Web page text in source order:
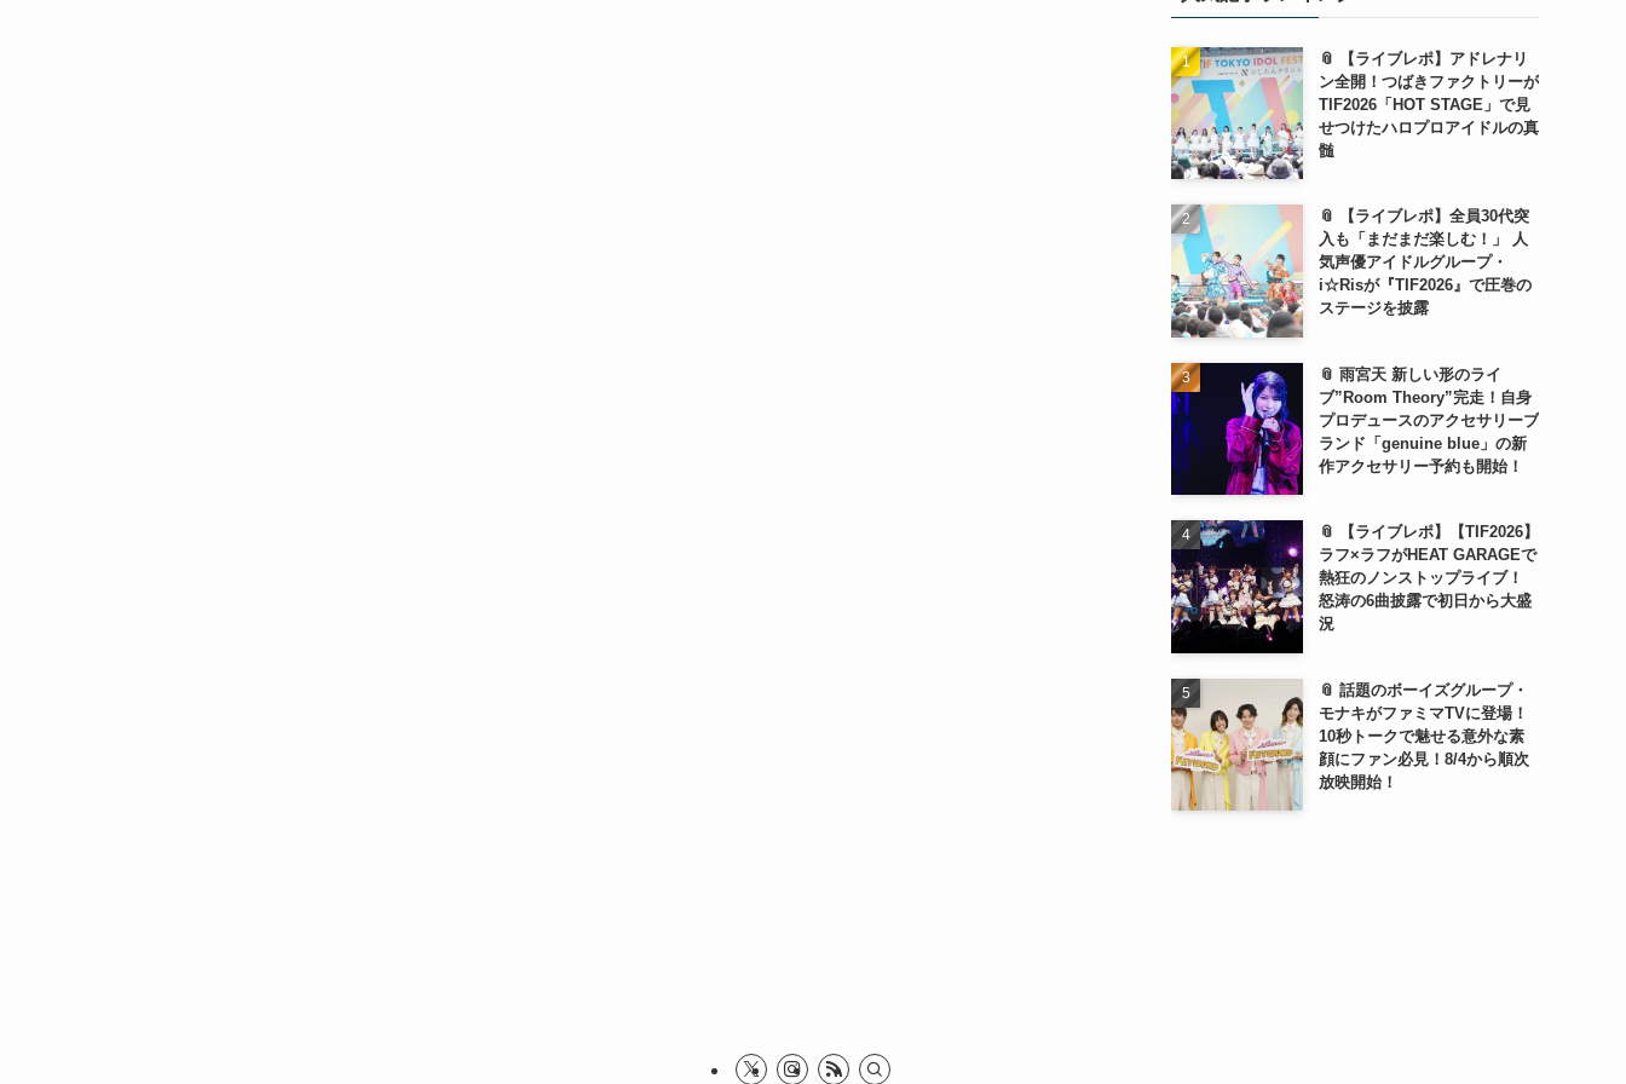
📎 【ライブレポ】アドレナリ
ン全開！つばきファクトリーが
TIF2026「HOT STAGE」で見
せつけたハロプロアイドルの真
髄
📎 【ライブレポ】全員30代突
入も「まだまだ楽しむ！」 人
気声優アイドルグループ・
i☆Risが『TIF2026』で圧巻の
ステージを披露
📎 雨宮天 新しい形のライ
ブ”Room Theory”完走！自身
プロデュースのアクセサリーブ
ランド「genuine blue」の新
作アクセサリー予約も開始！
📎 【ライブレポ】【TIF2026】
ラフ×ラフがHEAT GARAGEで
熱狂のノンストップライブ！
怒涛の6曲披露で初日から大盛
況
📎 話題のボーイズグループ・
モナキがファミマTVに登場！
10秒トークで魅せる意外な素
顔にファン必見！8/4から順次
放映開始！